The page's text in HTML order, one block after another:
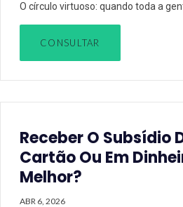
O círculo virtuoso: quando toda a
CONSULTAR
Receber O Subsídio
Cartão Ou Em
Melhor?
ABR 6, 2026